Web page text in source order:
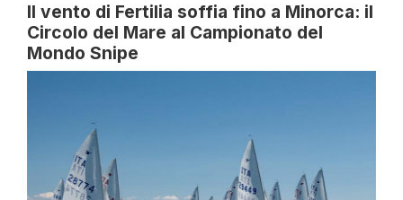
Il vento di Fertilia soffia fino a Minorca: il
Circolo del Mare al Campionato del
Mondo Snipe